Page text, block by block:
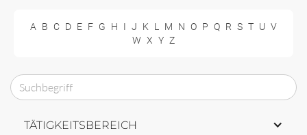
A B C D E F G H I J K L M N O P Q R S T U V
W X Y Z
TÄTIGKEITSBEREICH